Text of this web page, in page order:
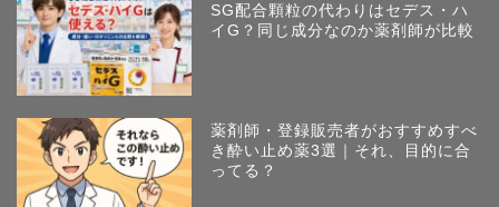
SG配合顆粒の代わりはセデス・ハ
イG？同じ成分なのか薬剤師が比較
薬剤師・登録販売者がおすすめすべ
き酔い止め薬3選｜それ、目的に合
ってる？